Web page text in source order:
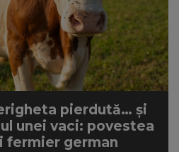
pierdută… și
unei vaci: povestea
fermier german